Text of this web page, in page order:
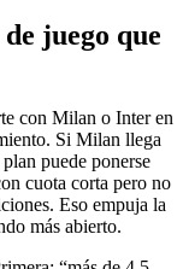
juego que
con Milan o Inter en
Si Milan llega
puede ponerse
cuota corta pero no
Eso empuja la
más abierto.